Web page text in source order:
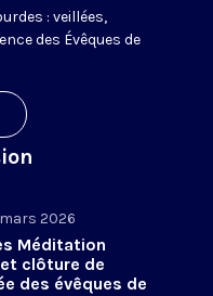
: veillées,
des Évêques de
2026
Méditation
clôture de
des évêques de